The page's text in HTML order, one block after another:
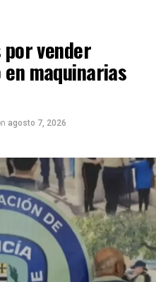
vender
maquinarias
agosto 7, 2026